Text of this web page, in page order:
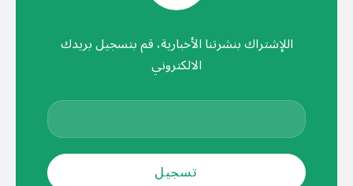
اللإشتراك بنشرتنا الأخبارية، قم بتسجيل بريدك
الالكتروني